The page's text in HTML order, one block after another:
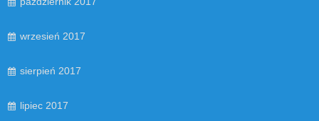
wrzesień 2017
sierpień 2017
lipiec 2017